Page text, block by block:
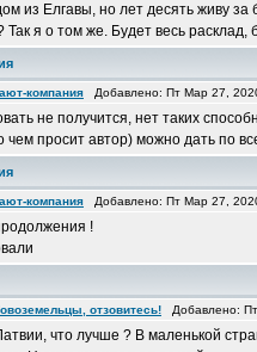
из Елгавы, но лет десять живу
Так я о том же. Будет весь
компания Добавлено: Пт Мар 27,
не получится, нет таких
чем просит автор) можно дать по
компания Добавлено: Пт Мар 27,
!
отзовитесь! Добавлено:
что лучше ? В маленькой